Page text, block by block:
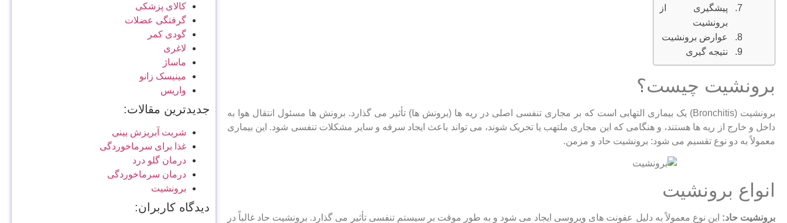
پیشگیری از
برونشیت
عوارض برونشیت
نتیجه‌ گیری
برونشیت چیست؟
برونشیت (Bronchitis) یک بیماری التهابی است که بر مجاری تنفسی اصلی در ریه ‌ها (برونش ‌ها) تأثیر می ‌گذارد. برونش‌ ها مسئول انتقال هوا به
داخل و خارج از ریه‌ ها هستند، و هنگامی که این مجاری ملتهب یا تحریک شوند، می‌ تواند باعث ایجاد سرفه و سایر مشکلات تنفسی شود. این بیماری
معمولاً به دو نوع تقسیم می ‌شود: برونشیت حاد و مزمن.
انواع برونشیت
برونشیت حاد: این نوع معمولاً به دلیل عفونت ‌های ویروسی ایجاد می ‌شود و به طور موقت بر سیستم تنفسی تأثیر می ‌گذارد. برونشیت حاد غالباً در
کالای پزشکی
گرفتگی عضلات
گودی کمر
لاغری
ماساژ
مینیسک زانو
واریس
جدیدترین مقالات:
شربت آبریزش بینی
غذا برای سرماخوردگی
درمان گلو درد
درمان سرماخوردگی
برونشیت
دیدگاه کاربران: